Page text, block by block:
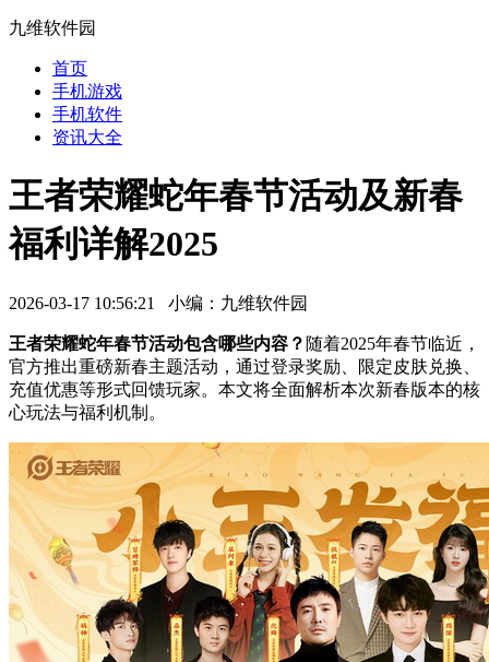
九维软件园
首页
手机游戏
手机软件
资讯大全
王者荣耀蛇年春节活动及新春
福利详解2025
2026-03-17 10:56:21 小编：九维软件园
王者荣耀蛇年春节活动包含哪些内容？ 随着2025年春节临近，
官方推出重磅新春主题活动，通过登录奖励、限定皮肤兑换、
充值优惠等形式回馈玩家。本文将全面解析本次新春版本的核
心玩法与福利机制。